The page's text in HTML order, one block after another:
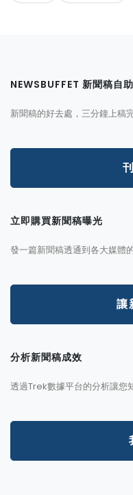
NEWSBUFFET 新聞稿自
新聞稿的好去處，三分鐘上稿
立即購買新聞稿曝光
發一篇新聞稿透通到各大媒體
讓
分析新聞稿成效
透過Trek數據平台的分析讓您